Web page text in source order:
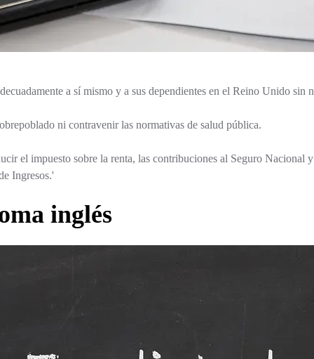
a sí mismo y a sus dependientes en el Reino Unido sin
ni contravenir las normativas de salud pública.
el impuesto sobre la renta, las contribuciones al Seguro
Ingresos.'
inglés